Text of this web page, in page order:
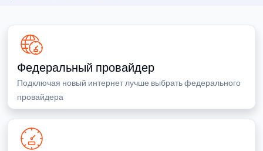
Федеральный провайдер
Подключая новый интернет лучше выбрать федерального
провайдера